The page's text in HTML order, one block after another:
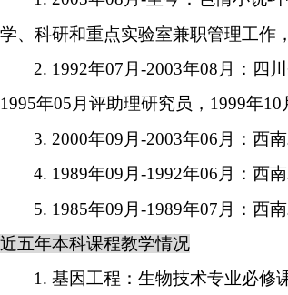
学、科研和重点实验室兼职管理工作，
2. 1992年07月-2003年08月：四
1995年05月评助理研究员， 1999年10
3. 2000年09月-2003年06月：西
4. 1989年09月-1992年06月：西
5. 1985年09 月-1989年07 月：西
近五年本科课程教学情况
1.基因工程：生物技术专业必修